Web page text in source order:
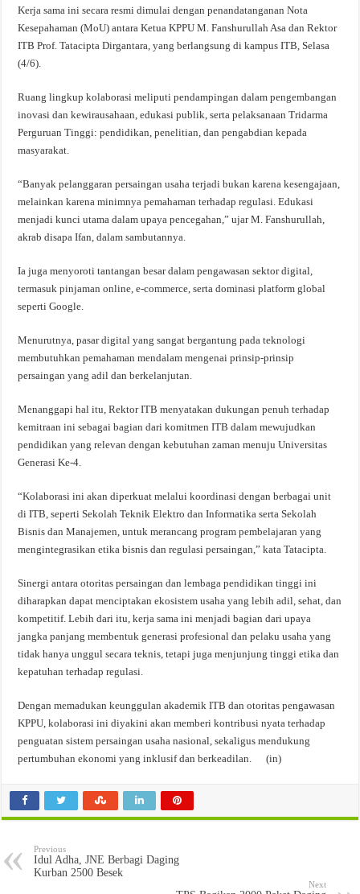
Kerja sama ini secara resmi dimulai dengan penandatanganan Nota
Kesepahaman (MoU) antara Ketua KPPU M. Fanshurullah Asa dan Rektor
ITB Prof. Tatacipta Dirgantara, yang berlangsung di kampus ITB, Selasa
(4/6).
Ruang lingkup kolaborasi meliputi pendampingan dalam pengembangan
inovasi dan kewirausahaan, edukasi publik, serta pelaksanaan Tridarma
Perguruan Tinggi: pendidikan, penelitian, dan pengabdian kepada
masyarakat.
“Banyak pelanggaran persaingan usaha terjadi bukan karena kesengajaan,
melainkan karena minimnya pemahaman terhadap regulasi. Edukasi
menjadi kunci utama dalam upaya pencegahan,” ujar M. Fanshurullah,
akrab disapa Ifan, dalam sambutannya.
Ia juga menyoroti tantangan besar dalam pengawasan sektor digital,
termasuk pinjaman online, e-commerce, serta dominasi platform global
seperti Google.
Menurutnya, pasar digital yang sangat bergantung pada teknologi
membutuhkan pemahaman mendalam mengenai prinsip-prinsip
persaingan yang adil dan berkelanjutan.
Menanggapi hal itu, Rektor ITB menyatakan dukungan penuh terhadap
kemitraan ini sebagai bagian dari komitmen ITB dalam mewujudkan
pendidikan yang relevan dengan kebutuhan zaman menuju Universitas
Generasi Ke-4.
“Kolaborasi ini akan diperkuat melalui koordinasi dengan berbagai unit
di ITB, seperti Sekolah Teknik Elektro dan Informatika serta Sekolah
Bisnis dan Manajemen, untuk merancang program pembelajaran yang
mengintegrasikan etika bisnis dan regulasi persaingan,” kata Tatacipta.
Sinergi antara otoritas persaingan dan lembaga pendidikan tinggi ini
diharapkan dapat menciptakan ekosistem usaha yang lebih adil, sehat, dan
kompetitif. Lebih dari itu, kerja sama ini menjadi bagian dari upaya
jangka panjang membentuk generasi profesional dan pelaku usaha yang
tidak hanya unggul secara teknis, tetapi juga menjunjung tinggi etika dan
kepatuhan terhadap regulasi.
Dengan memadukan keunggulan akademik ITB dan otoritas pengawasan
KPPU, kolaborasi ini diyakini akan memberi kontribusi nyata terhadap
penguatan sistem persaingan usaha nasional, sekaligus mendukung
pertumbuhan ekonomi yang inklusif dan berkeadilan. (in)
Previous
Idul Adha, JNE Berbagi Daging
Kurban 2500 Besek
Next